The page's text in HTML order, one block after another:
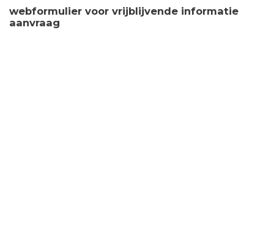
webformulier voor vrijblijvende informatie
aanvraag